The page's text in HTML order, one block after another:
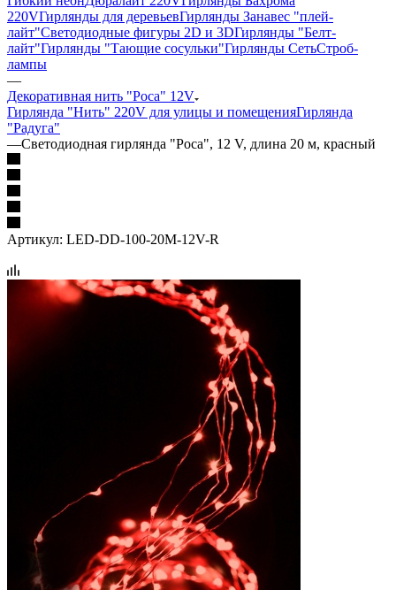
220VГирлянды для деревьевГирлянды Занавес "плей-
лайт"Светодиодные фигуры 2D и 3DГирлянды "Белт-
лайт"Гирлянды "Тающие сосульки"Гирлянды СетьСтроб-
лампы
—
Декоративная нить "Роса" 12V
Гирлянда "Нить" 220V для улицы и помещенияГирлянда
"Радуга"
—Светодиодная гирлянда "Роса", 12 V, длина 20 м, красный
Артикул: LED-DD-100-20M-12V-R